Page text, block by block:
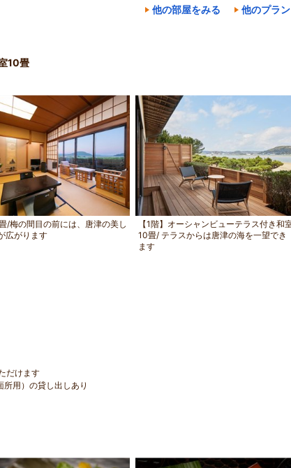
他の部屋をみる 他のプラ
10畳
/梅の間目の前には、唐津の美し
広がります
【1階】オーシャンビューテラス付き和
10畳/ テラスからは唐津の海を一望でき
ます
だけます
所用）の貸し出しあり